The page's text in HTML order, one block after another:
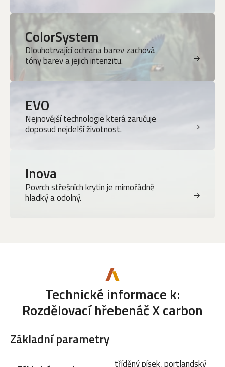
ColorSystem
Dlouhotrvající ochrana barev zachová
tóny barev a jejich intenzitu.
EVO
Nejnovější technologie která zaručuje
doposud nejdelší životnost.
Inova
Povrch střešních krytin je mimořádně
hladký a odolný.
Technické informace k:
Rozdělovací hřebenáč X carbon
Základní parametry
tříděný písek, portlandský